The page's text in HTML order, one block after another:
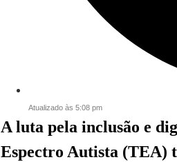
Atualizado às 5:08 pm
A luta pela inclusão e
Espectro Autista (TEA)